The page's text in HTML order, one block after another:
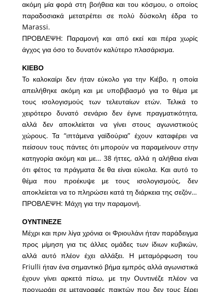
ακόμη μία φορά στη βοήθεια και του κόσμου, ο οποίος
παραδοσιακά μετατρέπει σε πολύ δύσκολη έδρα το
Marassi.
ΠΡΟΒΛΕΨΗ: Παραμονή και από εκεί και πέρα χωρίς
άγχος για όσο το δυνατόν καλύτερο πλασάρισμα.
ΚΙΕΒΟ
Το καλοκαίρι δεν ήταν εύκολο για την Κιέβο, η οποία
απειλήθηκε ακόμη και με υποβιβασμό για το θέμα με
τους ισολογισμούς των τελευταίων ετών. Τελικά το
χειρότερο δυνατό σενάριο δεν έγινε πραγματικότητα,
αλλά δεν αποκλείεται να γίνει στους αγωνιστικούς
χώρους. Τα “ιπτάμενα γαϊδούρια” έχουν καταφέρει να
πείσουν τους πάντες ότι μπορούν να παραμείνουν στην
κατηγορία ακόμη και με… 38 ήττες, αλλά η αλήθεια είναι
ότι φέτος τα πράγματα δε θα είναι εύκολα. Και αυτό το
θέμα που προέκυψε με τους ισολογισμούς, δεν
αποκλείεται να το πληρώσει κατά τη διάρκεια της σεζόν…
ΠΡΟΒΛΕΨΗ: Μάχη για την παραμονή.
ΟΥΝΤΙΝΕΖΕ
Μέχρι και πριν λίγα χρόνια οι Φριουλάνι ήταν παράδειγμα
προς μίμηση για τις άλλες ομάδες των ίδιων κυβικών,
αλλά αυτό πλέον έχει αλλάξει. Η μεταμόρφωση του
Friulli ήταν ένα σημαντικό βήμα εμπρός αλλά αγωνιστικά
έχουν γίνει αρκετά πίσω, με την Ουντινέζε πλέον να
προχωράει σε μεταγραφές παικτών που δεν τους ξέρει